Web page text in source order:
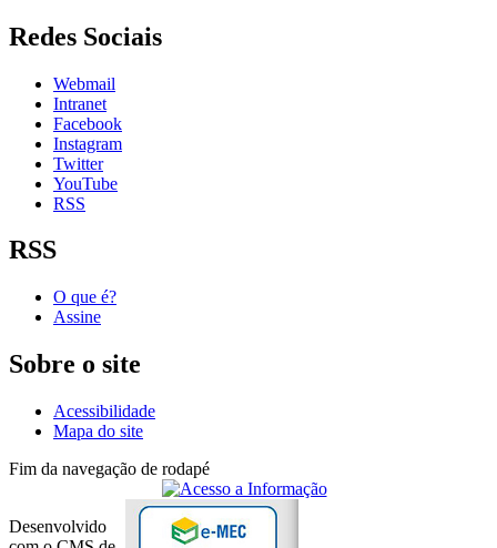
Redes Sociais
Webmail
Intranet
Facebook
Instagram
Twitter
YouTube
RSS
RSS
O que é?
Assine
Sobre o site
Acessibilidade
Mapa do site
Fim da navegação de rodapé
Desenvolvido